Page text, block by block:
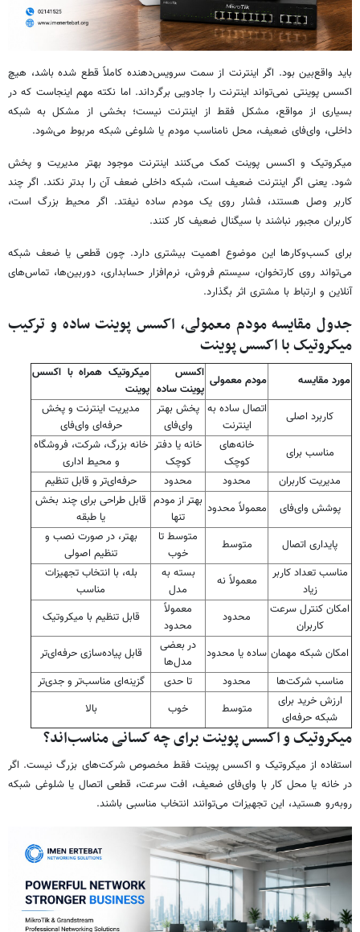
باید واقع‌بین بود. اگر اینترنت از سمت سرویس‌دهنده کاملاً قطع شده باشد، هیچ
اکسس پوینتی نمی‌تواند اینترنت را جادویی برگرداند. اما نکته مهم اینجاست که در
بسیاری از مواقع، مشکل فقط از اینترنت نیست؛ بخشی از مشکل به شبکه
داخلی، وای‌فای ضعیف، محل نامناسب مودم یا شلوغی شبکه مربوط می‌شود.
میکروتیک و اکسس پوینت کمک می‌کنند اینترنت موجود بهتر مدیریت و پخش
شود. یعنی اگر اینترنت ضعیف است، شبکه داخلی ضعف آن را بدتر نکند. اگر چند
کاربر وصل هستند، فشار روی یک مودم ساده نیفتد. اگر محیط بزرگ است،
کاربران مجبور نباشند با سیگنال ضعیف کار کنند.
برای کسب‌وکارها این موضوع اهمیت بیشتری دارد. چون قطعی یا ضعف شبکه
می‌تواند روی کارتخوان، سیستم فروش، نرم‌افزار حسابداری، دوربین‌ها، تماس‌های
آنلاین و ارتباط با مشتری اثر بگذارد.
جدول مقایسه مودم معمولی، اکسس پوینت ساده و ترکیب
میکروتیک با اکسس پوینت
مورد مقایسه مودم معمولی اکسس
پوینت ساده
میکروتیک همراه با اکسس
پوینت
کاربرد اصلی
اتصال ساده به
اینترنت
پخش بهتر
وای‌فای
مدیریت اینترنت و پخش
حرفه‌ای وای‌فای
مناسب برای
خانه‌های
کوچک
خانه یا دفتر
کوچک
خانه بزرگ، شرکت، فروشگاه
و محیط اداری
مدیریت کاربران
محدود محدود
حرفه‌ای‌تر و قابل تنظیم
پوشش وای‌فای
معمولاً محدود بهتر از مودم
تنها
قابل طراحی برای چند بخش
یا طبقه
پایداری اتصال
متوسط
متوسط تا
خوب
بهتر، در صورت نصب و
تنظیم اصولی
مناسب تعداد کاربر
زیاد
معمولاً نه
بسته به
مدل
بله، با انتخاب تجهیزات
مناسب
امکان کنترل سرعت
کاربران
محدود
معمولاً
محدود
قابل تنظیم با میکروتیک
امکان شبکه مهمان ساده یا محدود
در بعضی
مدل‌ها
قابل پیاده‌سازی حرفه‌ای‌تر
مناسب شرکت‌ها
محدود تا حدی
گزینه‌ای مناسب‌تر و جدی‌تر
ارزش خرید برای
شبکه حرفه‌ای
متوسط خوب بالا
میکروتیک و اکسس پوینت برای چه کسانی مناسب‌اند؟
استفاده از میکروتیک و اکسس پوینت فقط مخصوص شرکت‌های بزرگ نیست. اگر
در خانه یا محل کار با وای‌فای ضعیف، افت سرعت، قطعی اتصال یا شلوغی شبکه
روبه‌رو هستید، این تجهیزات می‌توانند انتخاب مناسبی باشند.